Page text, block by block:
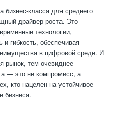
бизнес-класса для среднего
драйвер роста. Это
технологии,
гибкость, обеспечивая
в цифровой среде. И
рынок, тем очевиднее
— это не компромисс, а
кто нацелен на устойчивое
бизнеса.